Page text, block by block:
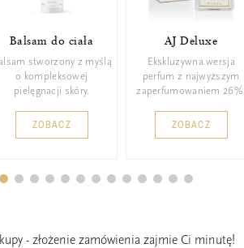
Balsam do ciała
stworzony z myślą
o kompleksowej
pielęgnacji skóry.
ZOBACZ
AJ Deluxe
Ekskluzywna wersja
perfum z najwyższym
zaperfumowaniem 26%.
ZOBACZ
- złożenie zamówienia zajmie Ci minutę!